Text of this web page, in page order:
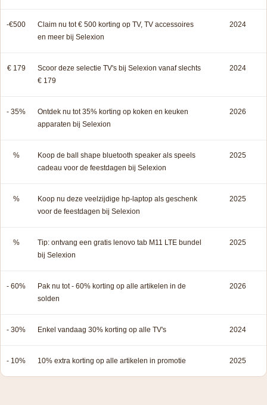
-€500
Claim nu tot € 500 korting op TV, TV accessoires
en meer bij Selexion
2024
€ 179
Scoor deze selectie TV's bij Selexion vanaf slechts
€ 179
2024
- 35%
Ontdek nu tot 35% korting op koken en keuken
apparaten bij Selexion
2026
%
Koop de ball shape bluetooth speaker als speels
cadeau voor de feestdagen bij Selexion
2025
%
Koop nu deze veelzijdige hp-laptop als geschenk
voor de feestdagen bij Selexion
2025
%
Tip: ontvang een gratis lenovo tab M11 LTE bundel
bij Selexion
2025
- 60%
Pak nu tot - 60% korting op alle artikelen in de
solden
2026
- 30% Enkel vandaag 30% korting op alle TV's 2024
- 10% 10% extra korting op alle artikelen in promotie 2025